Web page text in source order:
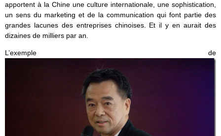
apportent à la Chine une culture internationale, une sophistication,
un sens du marketing et de la communication qui font partie des
grandes lacunes des entreprises chinoises. Et il y en aurait des
dizaines de milliers par an.
L’exemple de